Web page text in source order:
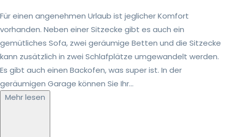
Für einen angenehmen Urlaub ist jeglicher Komfort
vorhanden. Neben einer Sitzecke gibt es auch ein
gemütliches Sofa, zwei geräumige Betten und die Sitzecke
kann zusätzlich in zwei Schlafplätze umgewandelt werden.
Es gibt auch einen Backofen, was super ist. In der
geräumigen Garage können Sie Ihr...
Mehr lesen